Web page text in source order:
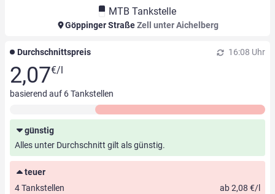
MTB Tankstelle
Göppinger StraßeZell unter Aichelberg
Durchschnittspreis 16:08 Uhr
2,07€/l
basierend auf 6Tankstellen
günstig
Alles unter Durchschnitt gilt als günstig.
teuer
4 Tankstellen
ab 2,08 €/l